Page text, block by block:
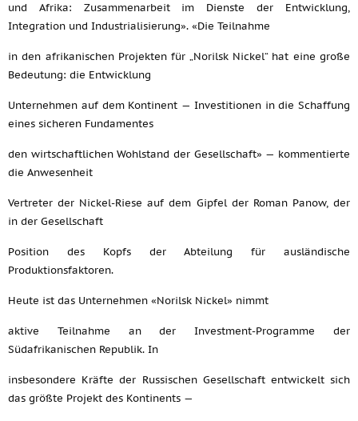
und Afrika: Zusammenarbeit im Dienste der Entwicklung,
Integration und Industrialisierung». «Die Teilnahme
in den afrikanischen Projekten für „Norilsk Nickel“ hat eine große
Bedeutung: die Entwicklung
Unternehmen auf dem Kontinent — Investitionen in die Schaffung
eines sicheren Fundamentes
den wirtschaftlichen Wohlstand der Gesellschaft» — kommentierte
die Anwesenheit
Vertreter der Nickel-Riese auf dem Gipfel der Roman Panow, der
in der Gesellschaft
Position des Kopfs der Abteilung für ausländische
Produktionsfaktoren.
Heute ist das Unternehmen «Norilsk Nickel» nimmt
aktive Teilnahme an der Investment-Programme der
Südafrikanischen Republik. In
insbesondere Kräfte der Russischen Gesellschaft entwickelt sich
das größte Projekt des Kontinents —